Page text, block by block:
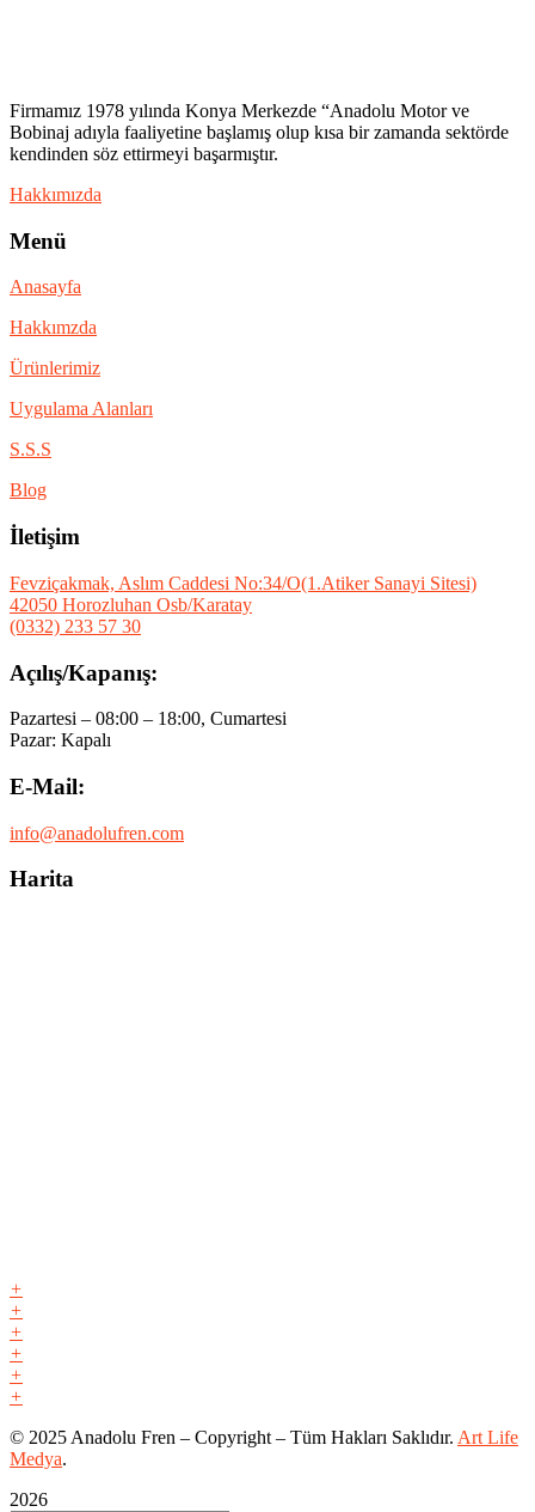
Firmamız 1978 yılında Konya Merkezde “Anadolu Motor ve
Bobinaj adıyla faaliyetine başlamış olup kısa bir zamanda sektörde
kendinden söz ettirmeyi başarmıştır.
Hakkımızda
Menü
Anasayfa
Hakkımzda
Ürünlerimiz
Uygulama Alanları
S.S.S
Blog
İletişim
Fevziçakmak, Aslım Caddesi No:34/O(1.Atiker Sanayi Sitesi)
42050 Horozluhan Osb/Karatay
(0332) 233 57 30
Açılış/Kapanış:
Pazartesi – 08:00 – 18:00, Cumartesi
Pazar: Kapalı
E-Mail:
info@anadolufren.com
Harita
+
+
+
+
+
+
© 2025 Anadolu Fren – Copyright – Tüm Hakları Saklıdır. Art Life
Medya.
2026